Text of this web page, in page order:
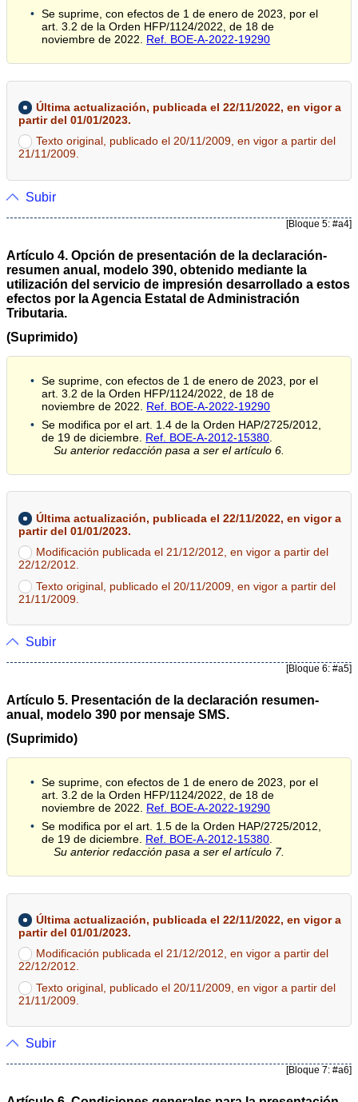
Se suprime, con efectos de 1 de enero de 2023, por el
art. 3.2 de la Orden HFP/1124/2022, de 18 de
noviembre de 2022. Ref. BOE-A-2022-19290
Última actualización, publicada el 22/11/2022, en vigor a
partir del 01/01/2023.
Texto original, publicado el 20/11/2009, en vigor a partir del
21/11/2009.
Subir
[Bloque 5: #a4]
Artículo 4. Opción de presentación de la declaración-
resumen anual, modelo 390, obtenido mediante la
utilización del servicio de impresión desarrollado a estos
efectos por la Agencia Estatal de Administración
Tributaria.
(Suprimido)
Se suprime, con efectos de 1 de enero de 2023, por el
art. 3.2 de la Orden HFP/1124/2022, de 18 de
noviembre de 2022. Ref. BOE-A-2022-19290
Se modifica por el art. 1.4 de la Orden HAP/2725/2012,
de 19 de diciembre. Ref. BOE-A-2012-15380
Su anterior redacción pasa a ser el artículo 6.
Última actualización, publicada el 22/11/2022, en vigor a
partir del 01/01/2023.
Modificación publicada el 21/12/2012, en vigor a partir del
22/12/2012.
Texto original, publicado el 20/11/2009, en vigor a partir del
21/11/2009.
Subir
[Bloque 6: #a5]
Artículo 5. Presentación de la declaración resumen-
anual, modelo 390 por mensaje SMS.
(Suprimido)
Se suprime, con efectos de 1 de enero de 2023, por el
art. 3.2 de la Orden HFP/1124/2022, de 18 de
noviembre de 2022. Ref. BOE-A-2022-19290
Se modifica por el art. 1.5 de la Orden HAP/2725/2012,
de 19 de diciembre. Ref. BOE-A-2012-15380
Su anterior redacción pasa a ser el artículo 7.
Última actualización, publicada el 22/11/2022, en vigor a
partir del 01/01/2023.
Modificación publicada el 21/12/2012, en vigor a partir del
22/12/2012.
Texto original, publicado el 20/11/2009, en vigor a partir del
21/11/2009.
Subir
[Bloque 7: #a6]